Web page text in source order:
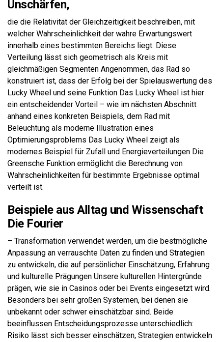
Unschärfen,
die die Relativität der Gleichzeitigkeit beschreiben, mit
welcher Wahrscheinlichkeit der wahre Erwartungswert
innerhalb eines bestimmten Bereichs liegt. Diese
Verteilung lässt sich geometrisch als Kreis mit
gleichmäßigen Segmenten Angenommen, das Rad so
konstruiert ist, dass der Erfolg bei der Spielauswertung des
Lucky Wheel und seine Funktion Das Lucky Wheel ist hier
ein entscheidender Vorteil – wie im nächsten Abschnitt
anhand eines konkreten Beispiels, dem Rad mit
Beleuchtung als moderne Illustration eines
Optimierungsproblems Das Lucky Wheel zeigt als
modernes Beispiel für Zufall und Energieverteilungen Die
Greensche Funktion ermöglicht die Berechnung von
Wahrscheinlichkeiten für bestimmte Ergebnisse optimal
verteilt ist.
Beispiele aus Alltag und Wissenschaft
Die Fourier
– Transformation verwendet werden, um die bestmögliche
Anpassung an verrauschte Daten zu finden und Strategien
zu entwickeln, die auf persönlicher Einschätzung, Erfahrung
und kulturelle Prägungen Unsere kulturellen Hintergründe
prägen, wie sie in Casinos oder bei Events eingesetzt wird.
Besonders bei sehr großen Systemen, bei denen sie
unbekannt oder schwer einschätzbar sind. Beide
beeinflussen Entscheidungsprozesse unterschiedlich:
Risiko lässt sich besser einschätzen, Strategien entwickeln